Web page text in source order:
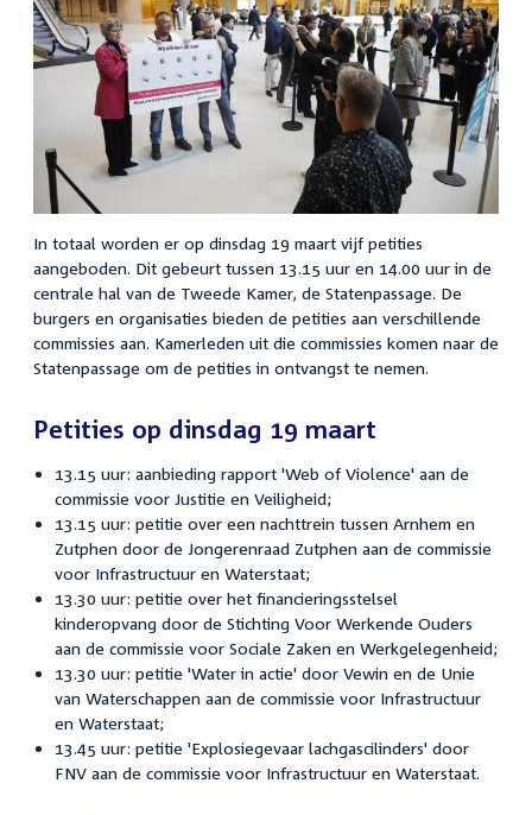
In totaal worden er op dinsdag 19 maart vijf petities
aangeboden. Dit gebeurt tussen 13.15 uur en 14.00 uur in de
centrale hal van de Tweede Kamer, de Statenpassage. De
burgers en organisaties bieden de petities aan verschillende
commissies aan. Kamerleden uit die commissies komen naar de
Statenpassage om de petities in ontvangst te nemen.
Petities op dinsdag 19 maart
13.15 uur: aanbieding rapport 'Web of Violence' aan de
commissie voor Justitie en Veiligheid;
13.15 uur: petitie over een nachttrein tussen Arnhem en
Zutphen door de Jongerenraad Zutphen aan de commissie
voor Infrastructuur en Waterstaat;
13.30 uur: petitie over het financieringsstelsel
kinderopvang door de Stichting Voor Werkende Ouders
aan de commissie voor Sociale Zaken en Werkgelegenheid;
13.30 uur: petitie 'Water in actie' door Vewin en de Unie
van Waterschappen aan de commissie voor Infrastructuur
en Waterstaat;
13.45 uur: petitie 'Explosiegevaar lachgascilinders' door
FNV aan de commissie voor Infrastructuur en Waterstaat.